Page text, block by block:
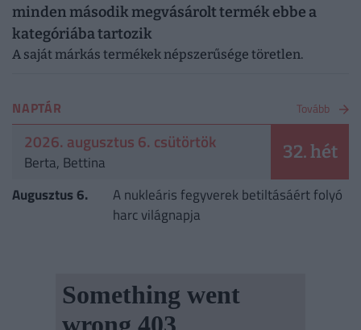
minden második megvásárolt termék ebbe a
kategóriába tartozik
A saját márkás termékek népszerűsége töretlen.
NAPTÁR Tovább
2026. augusztus 6. csütörtök
Berta, Bettina 32. hét
Augusztus 6.
A nukleáris fegyverek betiltásáért folyó
harc világnapja